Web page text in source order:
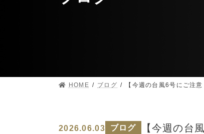
HOME ブログ 【今週の台風6号にご注意
2026.06.03 ブログ 【今週の台